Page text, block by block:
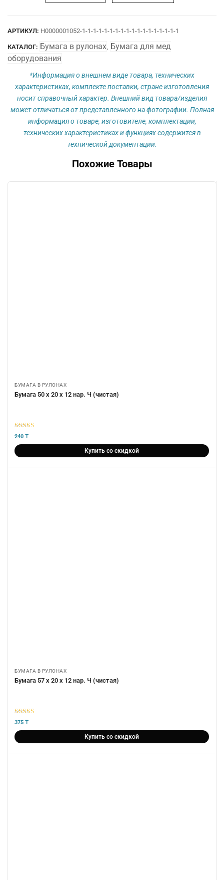
Ч.
АРТИКУЛ: Н0000001052-1-1-1-1-1-1-1-1-1-1-1-1-1-1-1-1-1-1
КАТАЛОГ: Бумага в рулонах, Бумага для мед
оборудования
*Информация о внешнем виде товара, технических
характеристиках, комплекте поставки, стране изготовления
носит справочный характер. Внешний вид товара/изделия
может отличаться от представленного на фотографии. Полная
информация о товаре, изготовителе, комплектации,
технических характеристиках и функциях содержится в
технической документации.
Похожие Товары
БУМАГА В РУЛОНАХ
Бумага 50 х 20 х 12 нар. Ч (чистая)
5из 5
240 ₸
Купить со скидкой
БУМАГА В РУЛОНАХ
Бумага 57 х 20 х 12 нар. Ч (чистая)
5из 5
375 ₸
Купить со скидкой